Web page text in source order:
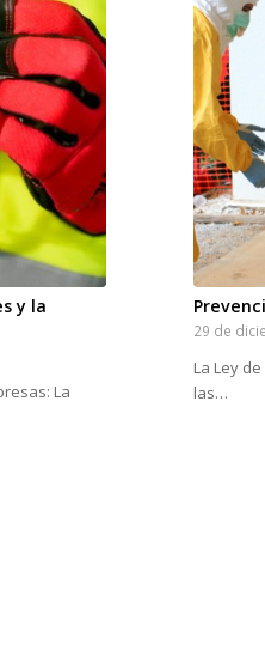
y la
La
29 de
La Ley
las…